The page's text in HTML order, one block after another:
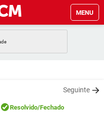
MENU
GMAIL
WHATSAPP
Seguinte
Resolvido/Fechado